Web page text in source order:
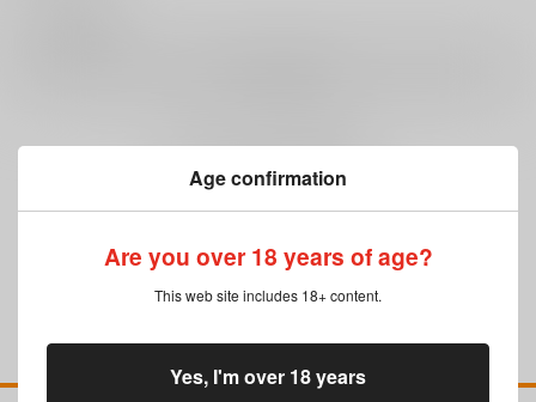
Age confirmation
Are you over 18 years of age?
This web site includes 18+ content.
Yes, I'm over 18 years